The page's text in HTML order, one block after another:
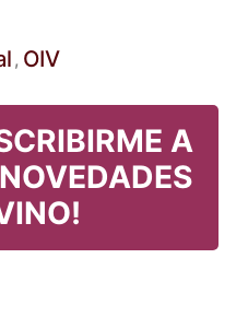
, OIV
A